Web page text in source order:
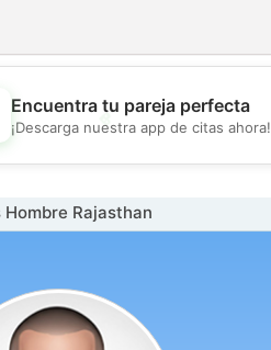
💖
Encuentra tu pareja perfecta
¡Descarga nuestra app de citas ahora!
Hombre Rajasthan